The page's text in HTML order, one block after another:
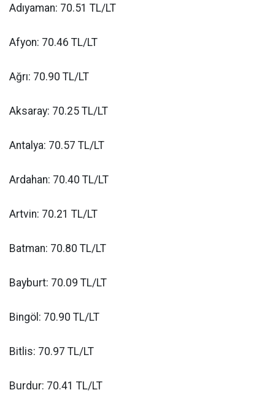
Adıyaman: 70.51 TL/LT
Afyon: 70.46 TL/LT
Ağrı: 70.90 TL/LT
Aksaray: 70.25 TL/LT
Antalya: 70.57 TL/LT
Ardahan: 70.40 TL/LT
Artvin: 70.21 TL/LT
Batman: 70.80 TL/LT
Bayburt: 70.09 TL/LT
Bingöl: 70.90 TL/LT
Bitlis: 70.97 TL/LT
Burdur: 70.41 TL/LT